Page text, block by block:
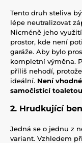
Tento druh steliva
lépe neutralizovat
Nicméně jeho
prostor, kde není
garáže. Aby bylo
kompletní výměna.
příliš nehodí,
ideální. Není
samočistící
2. Hrudkující
Jedná se o jednu z
variant. Vzhledem